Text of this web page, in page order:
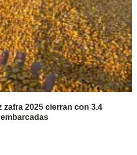
zafra 2025 cierran con 3.4